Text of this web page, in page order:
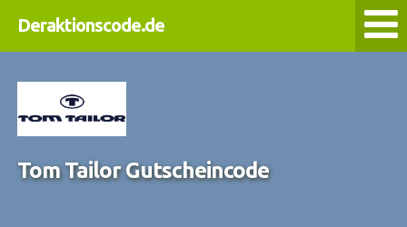
Deraktionscode.de
Tom Tailor Gutscheincode